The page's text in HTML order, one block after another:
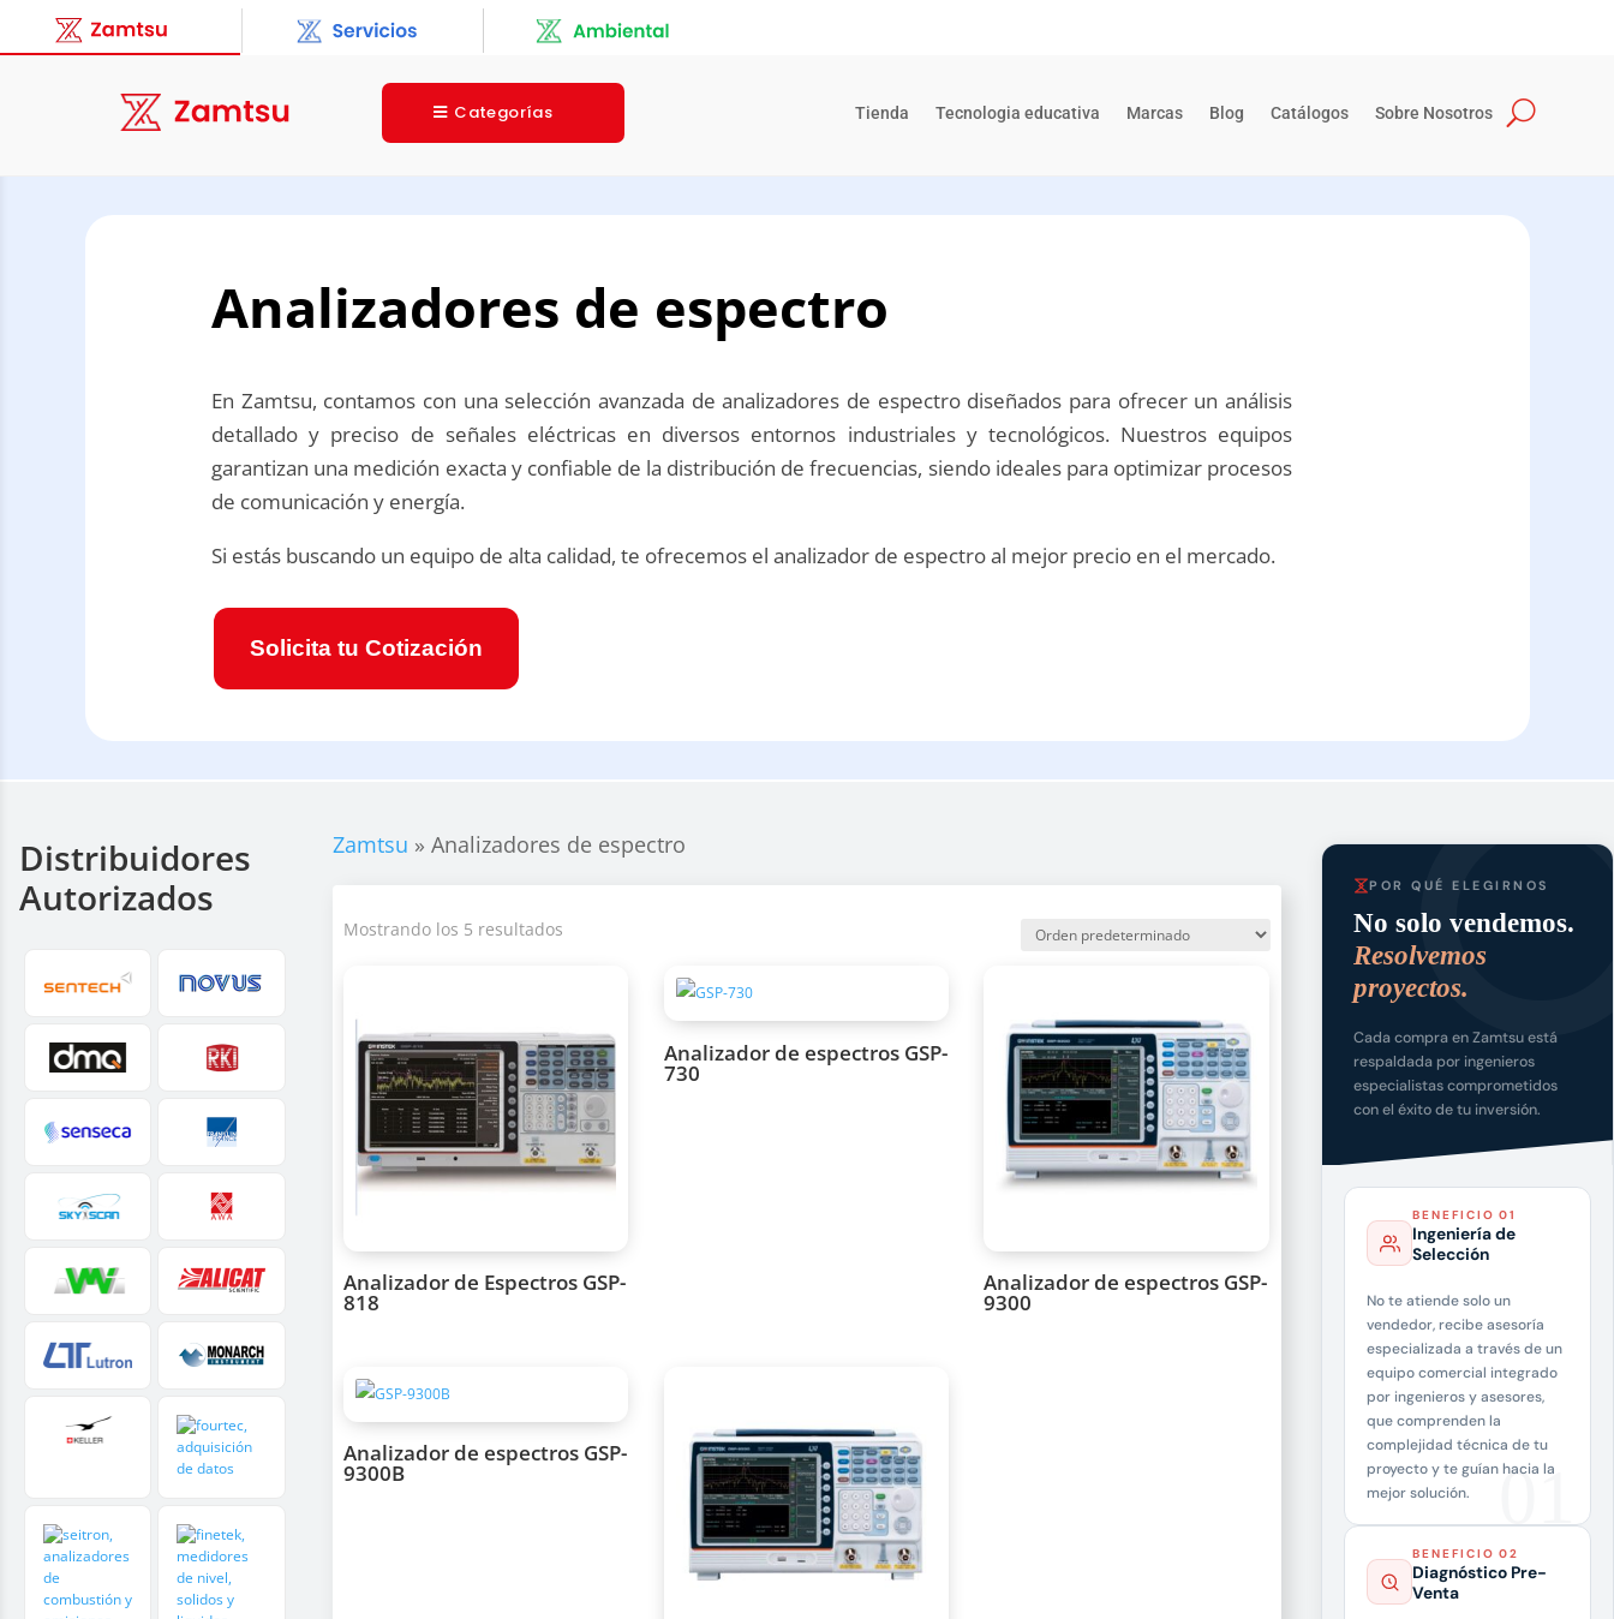
Categorías Tienda Tecnologia educativa Marcas Blog Catálogos Sobre Nosotros
Analizadores de espectro
En Zamtsu, contamos con una selección avanzada de analizadores de espectro diseñados para ofrecer un análisis
detallado y preciso de señales eléctricas en diversos entornos industriales y tecnológicos. Nuestros equipos
garantizan una medición exacta y confiable de la distribución de frecuencias, siendo ideales para optimizar procesos
de comunicación y energía.
Si estás buscando un equipo de alta calidad, te ofrecemos el analizador de espectro al mejor precio en el mercado.
Solicita tu Cotización
Distribuidores
Autorizados
Zamtsu » Analizadores de espectro
Mostrando los 5 resultados
Analizador de Espectros GSP-
818
Analizador de espectros GSP-
730
Analizador de espectros GSP-
9300
Analizador de espectros GSP-
9300B
POR QUÉ ELEGIRNOS
No solo vendemos.
Resolvemos
proyectos.
Cada compra en Zamtsu está
respaldada por ingenieros
especialistas comprometidos
con el éxito de tu inversión.
BENEFICIO 01
Ingeniería de
Selección
No te atiende solo un
vendedor, recibe asesoría
especializada a través de un
equipo comercial integrado
por ingenieros y asesores,
que comprenden la
complejidad técnica de tu
proyecto y te guían hacia la
mejor solución.
BENEFICIO 02
Diagnóstico Pre-
Venta